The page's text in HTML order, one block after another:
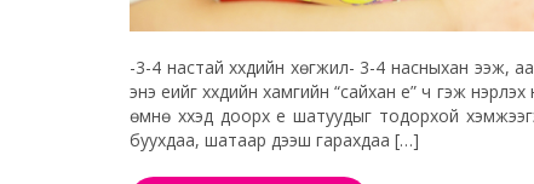
-3-4 настай хүүхдийн хөгжил- 3-4 насныхан ээж,
энэ үеийг хүүхдийн хамгийн “сайхан үе” ч гэж
өмнө хүүхэд доорх үе шатуудыг тодорхой
буухдаа, шатаар дээш гарахдаа […]